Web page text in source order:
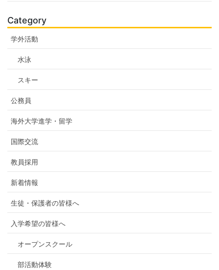
Category
学外活動
水泳
スキー
公務員
海外大学進学・留学
国際交流
教員採用
新着情報
生徒・保護者の皆様へ
入学希望の皆様へ
オープンスクール
部活動体験